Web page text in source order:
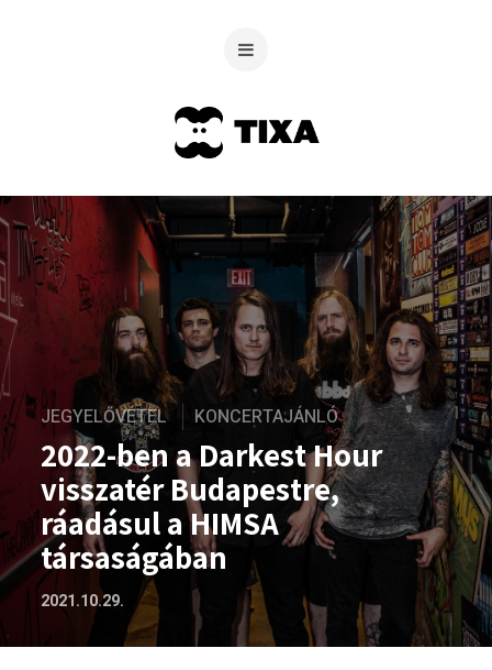
JEGYELŐVÉTEL KONCERTAJÁNLÓ
2022-ben a Darkest Hour
visszatér Budapestre,
ráadásul a HIMSA
társaságában
2021.10.29.